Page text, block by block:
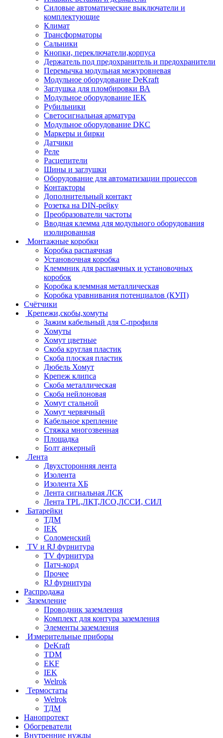
Силовые автоматические выключатели и
комплектующие
Климат
Трансформаторы
Сальники
Кнопки, переключатели,корпуса
Держатель под предохранитель и предохранители
Перемычка модульная межуровневая
Модульное оборудование DeKraft
Заглушка для пломбировки ВА
Модульное оборудование IEK
Рубильники
Светосигнальная арматура
Модульное оборудование DKC
Маркеры и бирки
Датчики
Реле
Расцепители
Шины и заглушки
Оборудование для автоматизации процессов
Контакторы
Дополнительный контакт
Розетка на DIN-рейку
Преобразователи частоты
Вводная клемма для модульного оборудования
изолированная
Монтажные коробки
Коробка распаячная
Установочная коробка
Клеммник для распаячных и установочных
коробок
Коробка клеммная металлическая
Коробка уравнивания потенциалов (КУП)
Счётчики
Крепежи,скобы,хомуты
Зажим кабельный для С-профиля
Хомуты
Хомут цветные
Скоба круглая пластик
Скоба плоская пластик
Дюбель Хомут
Крепеж клипса
Скоба металлическая
Скоба нейлоновая
Хомут стальной
Хомут червячный
Кабельное крепление
Стяжка многозвенная
Площадка
Болт анкерный
Лента
Двухсторонняя лента
Изолента
Изолента ХБ
Лента сигнальная ЛСК
Лента TPL,ЛКТ,ЛСО,ЛССИ, СИЛ
Батарейки
ТДМ
IEK
Соломенский
TV и RJ фурнитура
TV фурнитура
Патч-корд
Прочее
RJ фурнитура
Распродажа
Заземление
Проводник заземления
Комплект для контура заземления
Элементы заземления
Измерительные приборы
DeKraft
TDM
EKF
IEK
Welrok
Термостаты
Welrok
ТДМ
Нанопротект
Обогреватели
Внутренние нужды